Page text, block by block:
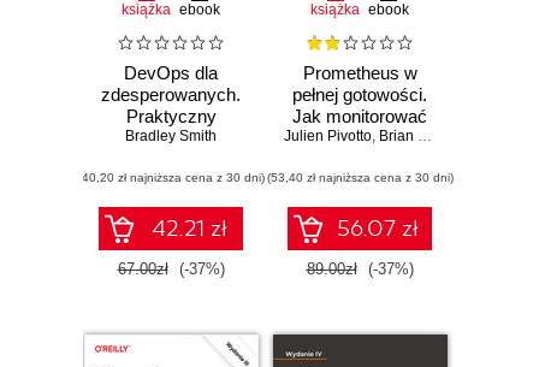
książka ebook
DevOps dla
zdesperowanych.
Praktyczny
poradnik
Bradley Smith
(40,20 zł najniższa cena z 30 dni)
42.21 zł
67.00zł (-37%)
książka ebook
Prometheus w
pełnej gotowości.
Jak monitorować
pracę
wydajność
działania aplikacji.
Wydanie II
Julien Pivotto, Brian Brazil
(53,40 zł najniższa cena z 30 dni)
56.07 zł
89.00zł (-37%)